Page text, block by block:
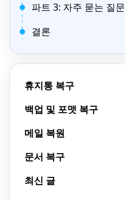
파트 3: 자주 묻는 질문
결론
휴지통 복구
백업 및 포맷 복구
메일 복원
문서 복구
최신 글